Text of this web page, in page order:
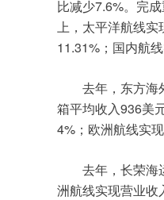
比减少7.6%。完
上，太平洋航线实
11.31% ；国内航
去年，东方海
箱平均收入936美
4% ；欧洲航线实
去年，长荣海
洲航线实现营业收